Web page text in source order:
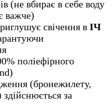
(не вбирає в себе воду
важче)
свічення в ІЧ
поліефірного
(бронежилету,
за